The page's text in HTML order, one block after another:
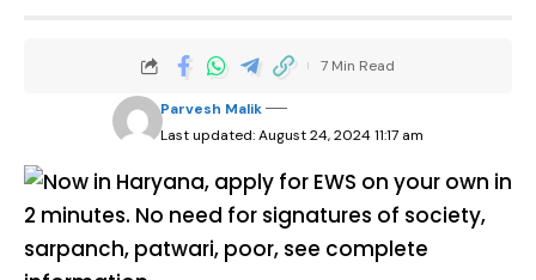
Last updated: August 24, 2024 11:17 am
Parvesh Malik
7 Min Read